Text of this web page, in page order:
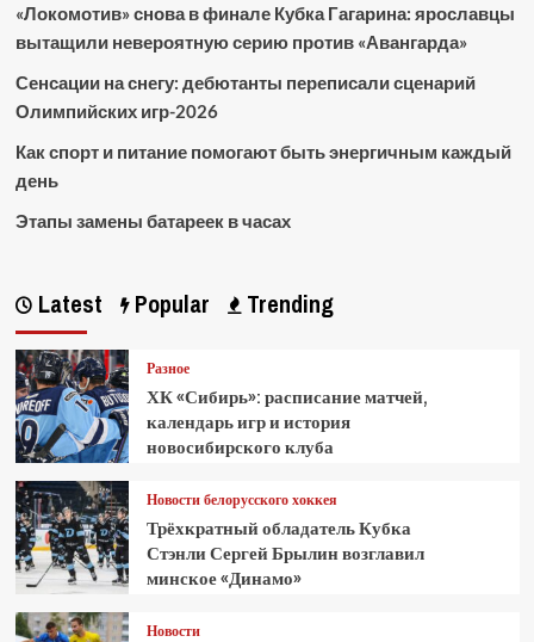
«Локомотив» снова в финале Кубка Гагарина: ярославцы
вытащили невероятную серию против «Авангарда»
Сенсации на снегу: дебютанты переписали сценарий
Олимпийских игр-2026
Как спорт и питание помогают быть энергичным каждый
день
Этапы замены батареек в часах
Latest Popular Trending
Разное
ХК «Сибирь»: расписание матчей,
календарь игр и история
новосибирского клуба
Новости белорусского хоккея
Трёхкратный обладатель Кубка
Стэнли Сергей Брылин возглавил
минское «Динамо»
Новости